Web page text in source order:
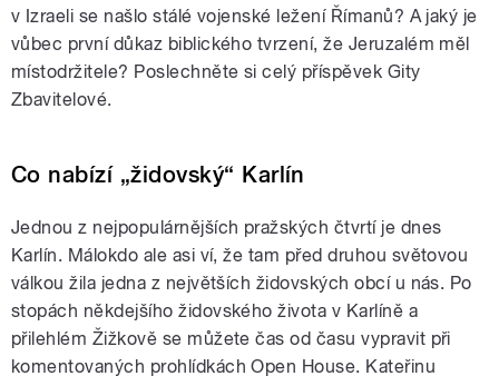
v Izraeli se našlo stálé vojenské ležení Římanů? A jaký je
vůbec první důkaz biblického tvrzení, že Jeruzalém měl
místodržitele? Poslechněte si celý příspěvek Gity
Zbavitelové.
Co nabízí „židovský“ Karlín
Jednou z nejpopulárnějších pražských čtvrtí je dnes
Karlín. Málokdo ale asi ví, že tam před druhou světovou
válkou žila jedna z největších židovských obcí u nás. Po
stopách někdejšího židovského života v Karlíně a
přilehlém Žižkově se můžete čas od času vypravit při
komentovaných prohlídkách Open House. Kateřinu